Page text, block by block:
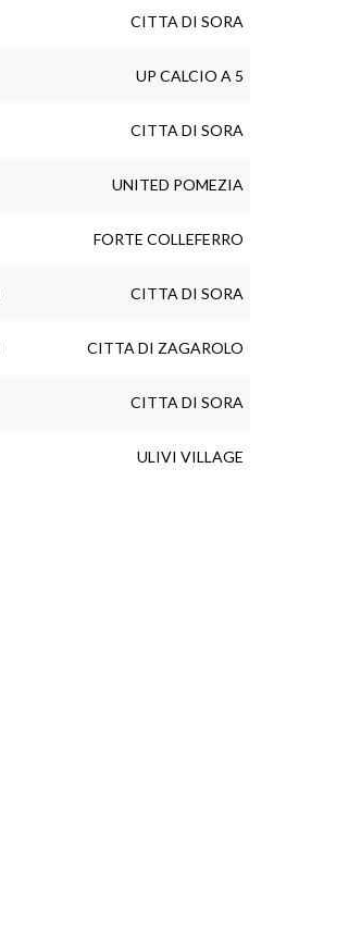
CITTA DI SORA
UP CALCIO A 5
CITTA DI SORA
UNITED POMEZIA
FORTE COLLEFERRO
CITTA DI SORA
CITTA DI ZAGAROLO
CITTA DI SORA
ULIVI VILLAGE